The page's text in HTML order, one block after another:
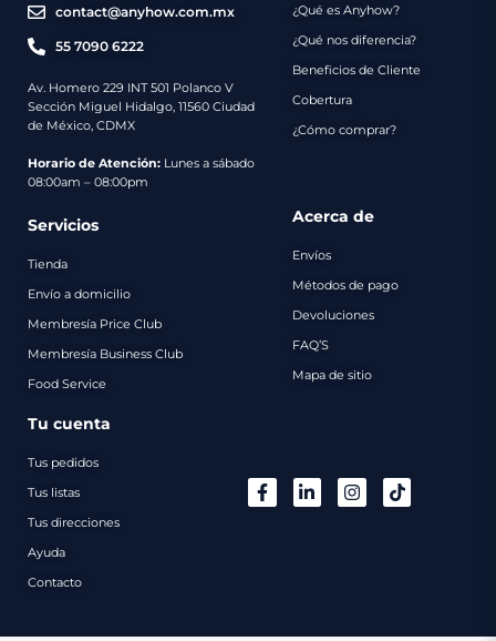
contact@anyhow.com.mx
55 7090 6222
Av. Homero 229 INT 501 Polanco V
Sección Miguel Hidalgo, 11560 Ciudad
de México, CDMX
Horario de Atención: Lunes a sábado
08:00am – 08:00pm
¿Qué es Anyhow?
¿Qué nos diferencia?
Beneficios de Cliente
Cobertura
¿Cómo comprar?
Servicios
Tienda
Envío a domicilio
Membresía Price Club
Membresía Business Club
Food Service
Acerca de
Envíos
Métodos de pago
Devoluciones
FAQ’S
Mapa de sitio
Tu cuenta
Tus pedidos
Tus listas
Tus direcciones
Ayuda
Contacto
Envíos
Métodos
de
Contacto